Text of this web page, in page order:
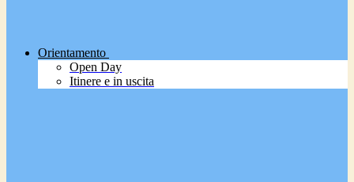
Orientamento
Open Day
Itinere e in uscita